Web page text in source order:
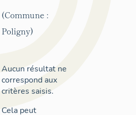
(Commune :
Poligny)
Aucun résultat ne
correspond aux
critères saisis.
Cela peut